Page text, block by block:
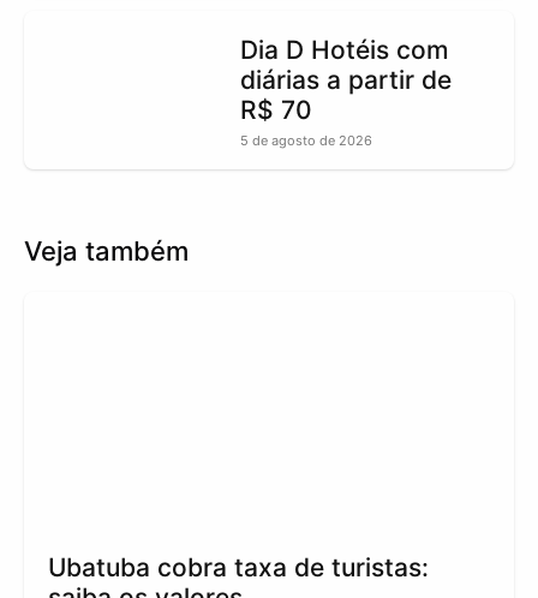
Dia D Hotéis com
diárias a partir de
R$ 70
5 de agosto de 2026
Veja também
Ubatuba cobra taxa de turistas: